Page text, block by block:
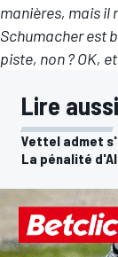
manières, mais il
Schumacher est
piste, non ? OK,
Lire
Vettel admet
La pénalité